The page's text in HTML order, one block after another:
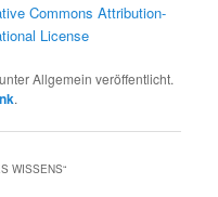
Commons Attribution-
License
unter Allgemein veröffentlicht.
.
WISSENS“